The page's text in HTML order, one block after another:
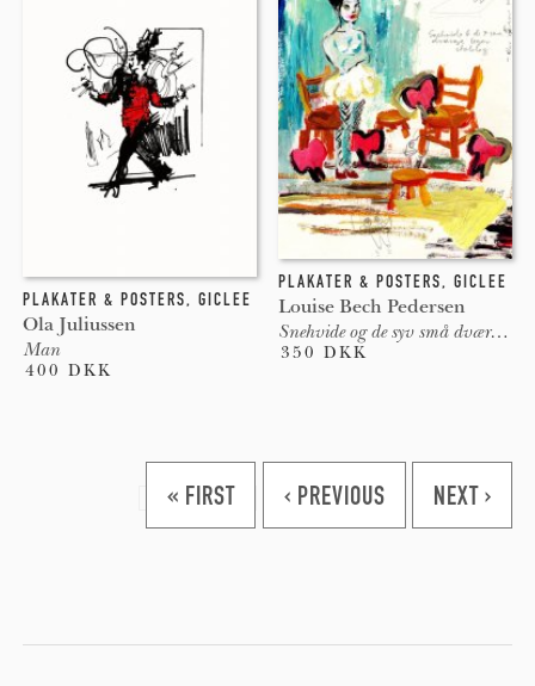
PLAKATER & POSTERS, GICLEE
Ola Juliussen
Man
400 DKK
PLAKATER & POSTERS, GICLEE
Louise Bech Pedersen
Snehvide og de syv små dværge
350 DKK
« FIRST ‹ PREVIOUS NEXT ›